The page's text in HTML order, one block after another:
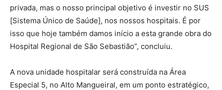
privada, mas o nosso principal objetivo é investir no SUS
[Sistema Único de Saúde], nos nossos hospitais. É por
isso que hoje também damos início a esta grande obra do
Hospital Regional de São Sebastião”, concluiu.
A nova unidade hospitalar será construída na Área
Especial 5, no Alto Mangueiral, em um ponto estratégico,